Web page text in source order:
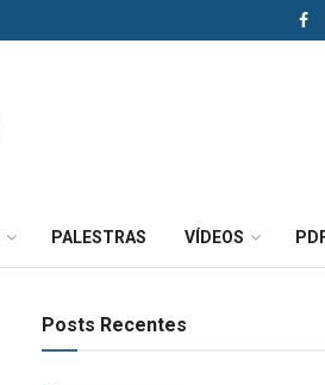
PALESTRAS VÍDEOS
Posts Recentes